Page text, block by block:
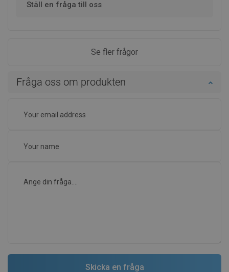
Ställ en fråga till oss
Se fler frågor
Fråga oss om produkten